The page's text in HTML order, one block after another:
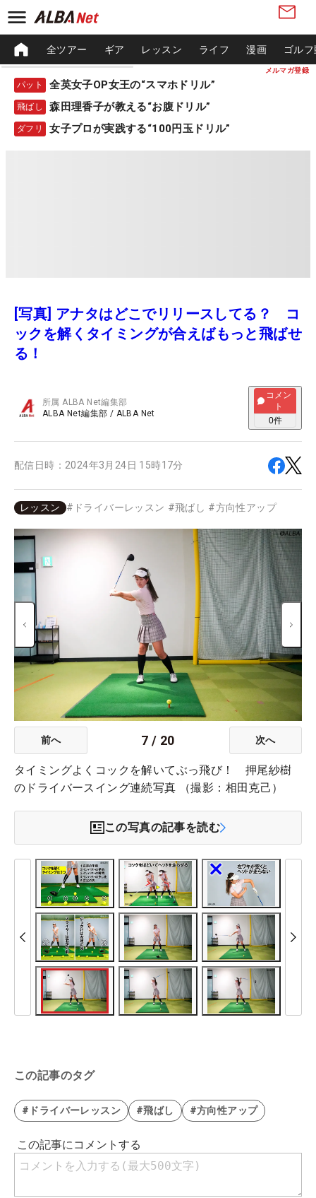
メルマガ登録
全ツアー ギア レッスン ライフ 漫画 ゴル
パット 全英女子OP女王の“スマホドリル”
飛ばし 森田理香子が教える“お腹ドリル”
ダフリ 女子プロが実践する“100円玉ドリル”
[写真] アナタはどこでリリースしてる？ コ
ックを解くタイミングが合えばもっと飛ばせ
る！
所属ALBA Net編集部
ALBA Net編集部 / ALBA Net
コメン
ト
0件
配信日時： 2024年3月24日 15時17分
レッスン # ドライバーレッスン #飛ばし #方向性アップ
前へ 7 / 20 次へ
タイミングよくコックを解いてぶっ飛び！ 押尾紗樹
のドライバースイング連続写真 （撮影：相田克己）
この写真の記事を読む
この記事のタグ
#ドライバーレッスン #飛ばし #方向性アップ